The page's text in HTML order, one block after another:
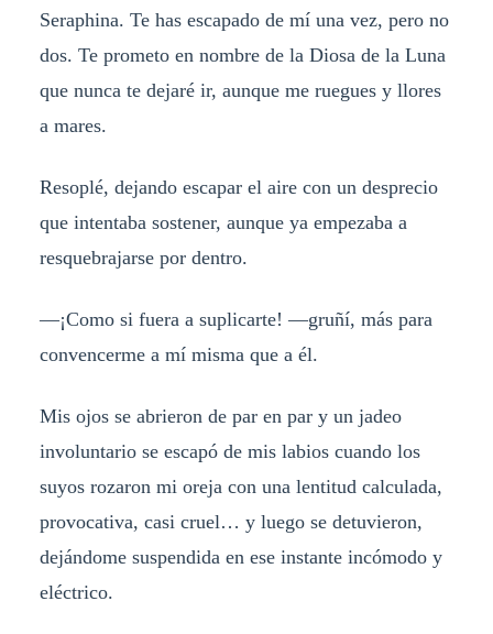
Seraphina. Te has escapado de mí una vez, pero no
dos. Te prometo en nombre de la Diosa de la Luna
que nunca te dejaré ir, aunque me ruegues y llores
a mares.
Resoplé, dejando escapar el aire con un desprecio
que intentaba sostener, aunque ya empezaba a
resquebrajarse por dentro.
—¡Como si fuera a suplicarte! —gruñí, más para
convencerme a mí misma que a él.
Mis ojos se abrieron de par en par y un jadeo
involuntario se escapó de mis labios cuando los
suyos rozaron mi oreja con una lentitud calculada,
provocativa, casi cruel… y luego se detuvieron,
dejándome suspendida en ese instante incómodo y
eléctrico.